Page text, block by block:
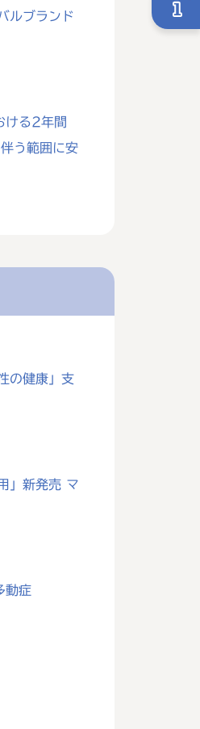
ルブランド
ける2年間
う範囲に安
の健康」支
」新発売 マ
動症